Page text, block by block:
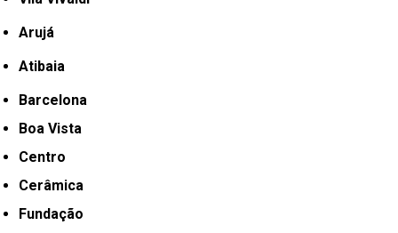
Arujá
Atibaia
Barcelona
Boa Vista
Centro
Cerâmica
Fundação